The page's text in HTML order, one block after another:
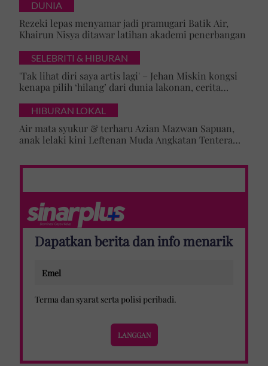
DUNIA
Rezeki lepas menyamar jadi pramugari Batik Air,
Khairun Nisya ditawar latihan akademi penerbangan
SELEBRITI & HIBURAN
'Tak lihat diri saya artis lagi' – Jehan Miskin kongsi
kenapa pilih ‘hilang’ dari dunia lakonan, cerita
HIBURAN LOKAL
Air mata syukur & terharu Azian Mazwan Sapuan,
anak lelaki kini Leftenan Muda Angkatan Tentera
Dapatkan berita dan info menarik
Terma dan syarat serta polisi peribadi.